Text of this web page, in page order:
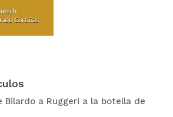
Bilardo a Ruggeri a la botella de